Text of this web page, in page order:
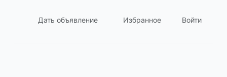
Дать объявление Избранное Войти